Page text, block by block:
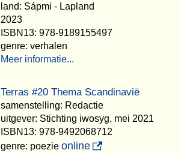
land: Sápmi - Lapland
2023
ISBN13: 978-9189155497
genre: verhalen
Meer informatie...
Terras #20 Thema Scandinavië
samenstelling: Redactie
uitgever: Stichting iwosyg, mei 2021
ISBN13: 978-9492068712
genre: poezie online